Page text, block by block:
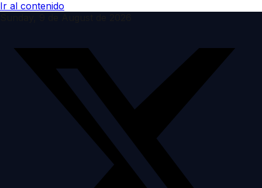
Ir al contenido